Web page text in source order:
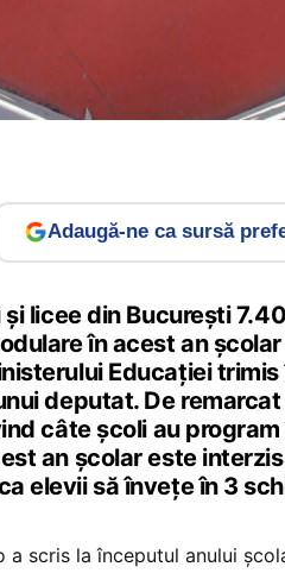
Adaugă-ne ca sursă
licee din București
în acest an
Educației
deputat. De
câte școli au
an școlar este
elevii să învețe în 3
a scris la începutul anului